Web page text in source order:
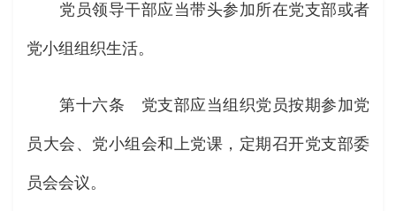
党员领导干部应当带头参加所在党支部或者
党小组组织生活。
第十六条 党支部应当组织党员按期参加党
员大会、党小组会和上党课，定期召开党支部委
员会会议。